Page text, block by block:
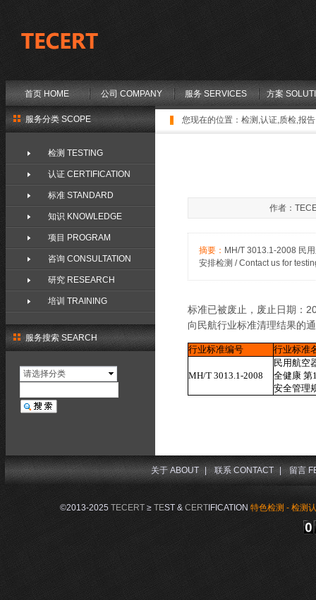
首页 HOME 公司 COMPANY 服务 SERVICES 方案
您现在的位置： 检测,认证,质检,报
服务搜索 SEARCH
请选择分类
作者：
摘要： MH/T 3013.1-2008 民
安排检测 / Contact us for
标准已被废止，废止日期：
向民航行业标准清理结果的
行业标准编号 行业标准
MH/T 3013.1-2008
民用航空
全健康 第
安全管理
服务分类 SCOPE
检测 TESTING
认证 CERTIFICATION
标准 STANDARD
知识 KNOWLEDGE
项目 PROGRAM
咨询 CONSULTATION
研究 RESEARCH
培训 TRAINING
©2013-2025 TECERT≥ TEST & CERTIFICATION 特色检测 - 检测
关于 ABOUT | 联系 CONTACT | 留言